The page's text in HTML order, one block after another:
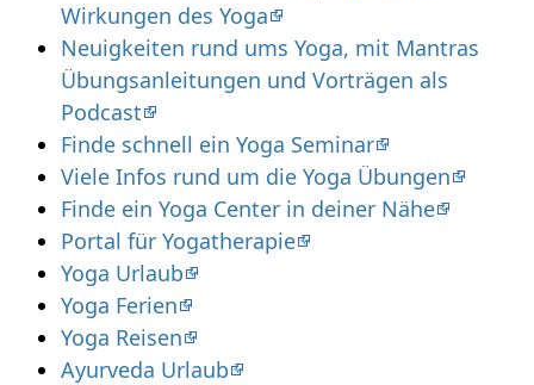
Wirkungen des Yoga
Neuigkeiten rund ums Yoga, mit Mantras
Übungsanleitungen und Vorträgen als
Podcast
Finde schnell ein Yoga Seminar
Viele Infos rund um die Yoga Übungen
Finde ein Yoga Center in deiner Nähe
Portal für Yogatherapie
Yoga Urlaub
Yoga Ferien
Yoga Reisen
Ayurveda Urlaub